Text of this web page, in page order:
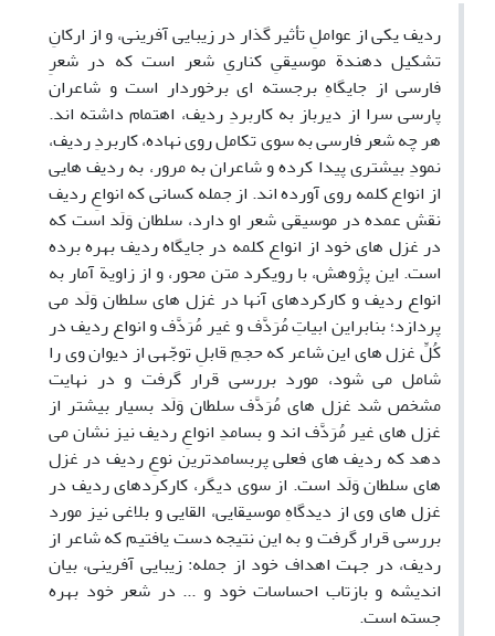
ردیف یکی از عواملِ تأثیر گذار در زیبایی آفرینی، و از ارکانِ
تشکیل دهندة موسیقیِ کناریِ شعر است که در شعرِ
فارسی از جایگاهِ برجسته ای برخوردار است و شاعران
پارسی سرا از دیرباز به کاربردِ ردیف، اهتمام داشته اند.
هر چه شعر فارسی به سوی تکامل روی نهاده، کاربردِ ردیف،
نمودِ بیشتری پیدا کرده و شاعران به مرور، به ردیف هایی
از انواع کلمه روی آورده اند. از جمله کسانی که انواعِ ردیف
نقش عمده در موسیقی شعر او دارد، سلطان وَلَد است که
در غزل های خود از انواع کلمه در جایگاه ردیف بهره برده
است. این پژوهش، با رویکرد متن محور، و از زاویة آمار به
انواع ردیف و کارکردهای آنها در غزل های سلطان وَلَد می
پردازد؛ بنابراین ابیاتِ مُرَدَّف و غیر مُرَدَّف و انواع ردیف در
کُلِّ غزل های این شاعر که حجمِ قابلِ توجّهی از دیوان وی را
شامل می شود، مورد بررسی قرار گرفت و در نهایت
مشخص شد غزل های مُرَدَّف سلطان وَلَد بسیار بیشتر از
غزل های غیر مُرَدَّف اند و بسامدِ انواعِ ردیف نیز نشان می
دهد که ردیف های فعلی پربسامدترین نوعِ ردیف در غزل
های سلطان وَلَد است. از سوی دیگر، کارکردهای ردیف در
غزل های وی از دیدگاهِ موسیقایی، القایی و بلاغی نیز مورد
بررسی قرار گرفت و به این نتیجه دست یافتیم که شاعر از
ردیف، در جهت اهداف خود از جمله: زیبایی آفرینی، بیان
اندیشه و بازتاب احساسات خود و ... در شعر خود بهره
جسته است.